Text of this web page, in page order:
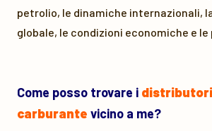
petrolio, le dinamiche internazionali,
globale, le condizioni economiche e
Come posso trovare i
carburante vicino a me?